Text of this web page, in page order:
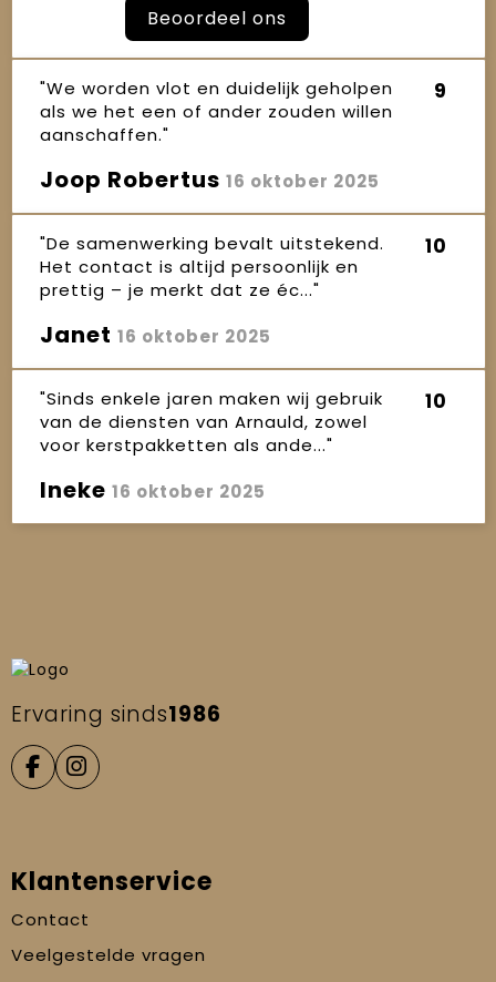
Beoordeel ons
"We worden vlot en duidelijk geholpen
als we het een of ander zouden willen
aanschaffen."
9
Joop Robertus 16 oktober 2025
"De samenwerking bevalt uitstekend.
Het contact is altijd persoonlijk en
prettig – je merkt dat ze éc..."
10
Janet 16 oktober 2025
"Sinds enkele jaren maken wij gebruik
van de diensten van Arnauld, zowel
voor kerstpakketten als ande..."
10
Ineke 16 oktober 2025
Ervaring sinds1986
Klantenservice
Contact
Veelgestelde vragen